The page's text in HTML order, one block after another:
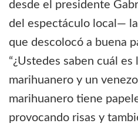
desde el presidente
del espectáculo local—
que descolocó a buena
“¿Ustedes saben cuál
marihuanero y un
marihuanero tiene
provocando risas y